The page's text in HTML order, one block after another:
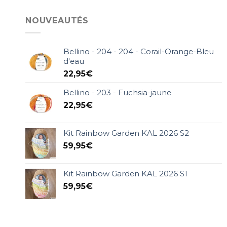
NOUVEAUTÉS
Bellino - 204 - 204 - Corail-Orange-Bleu
d'eau
22,95€
Bellino - 203 - Fuchsia-jaune
22,95€
Kit Rainbow Garden KAL 2026 S2
59,95€
Kit Rainbow Garden KAL 2026 S1
59,95€